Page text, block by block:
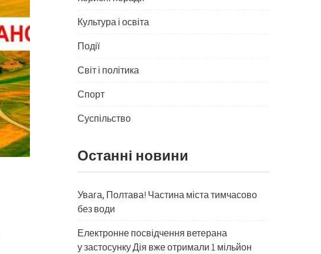
Культура і освіта
Події
Світ і політика
Спорт
Суспільство
Останні новини
Увага, Полтава! Частина міста тимчасово
без води
Електронне посвідчення ветерана
у застосунку Дія вже отримали 1 мільйон